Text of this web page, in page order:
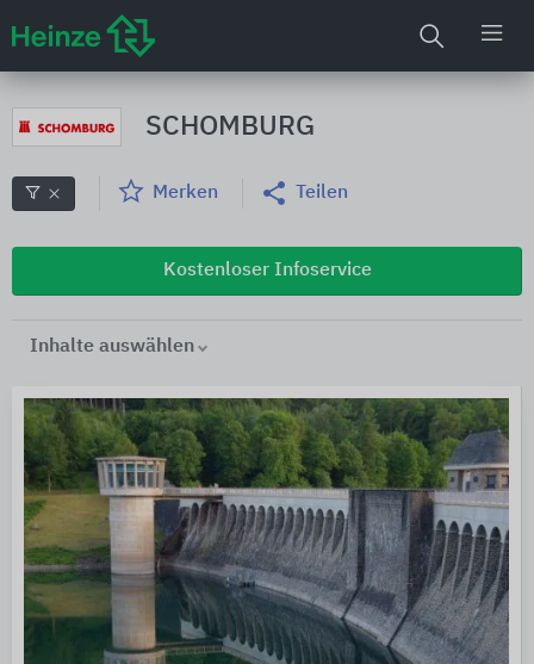
SCHOMBURG
Merken Teilen
Kostenloser Infoservice
Inhalte auswählen